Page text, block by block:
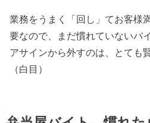
業務をうまく「回し」てお客様
要なので、まだ慣れていないバ
アサインから外すのは、とても
（白目）